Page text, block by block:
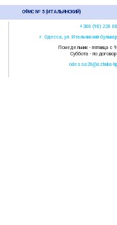
ОФИС № 5 (ИТАЛЬЯНСКИЙ)
+380 (98) 220
г. Одесса, ул. Итальянский
Понедельник - пятница с
Суббота - по
odessa20@azbuka-